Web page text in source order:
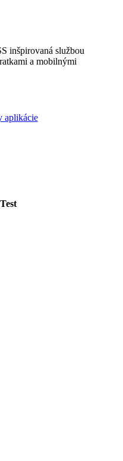
inšpirovaná službou
a mobilnými
aplikácie